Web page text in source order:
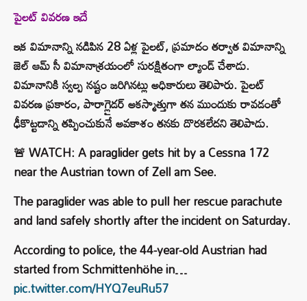
పైలట్ వివరణ ఇదే
ఇక విమానాన్ని నడిపిన 28 ఏళ్ల పైలట్, ప్రమాదం తర్వాత విమానాన్ని
జెల్ ఆమ్ సీ విమానాశ్రయంలో సురక్షితంగా ల్యాండ్ చేశాడు.
విమానానికి స్వల్ప నష్టం జరిగినట్లు అధికారులు తెలిపారు. పైలట్
వివరణ ప్రకారం, పారాగ్లైడర్ అకస్మాత్తుగా తన ముందుకు రావడంతో
ఢీకొట్టడాన్ని తప్పించుకునే అవకాశం తనకు దొరకలేదని తెలిపాడు.
🚨 WATCH: A paraglider gets hit by a Cessna 172
near the Austrian town of Zell am See.
The paraglider was able to pull her rescue parachute
and land safely shortly after the incident on Saturday.
According to police, the 44-year-old Austrian had
started from Schmittenhöhe in…
pic.twitter.com/HYQ7euRu57